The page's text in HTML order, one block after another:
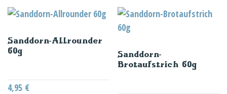
Sanddorn-Allrounder
60g
4,95 €
Sanddorn-
Brotaufstrich 60g